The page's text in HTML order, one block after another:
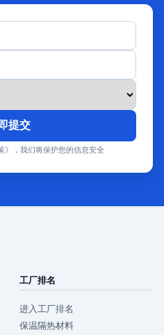
提交
》，我们将保护您的信息安全
工厂排名
进入工厂排名
保温隔热材料